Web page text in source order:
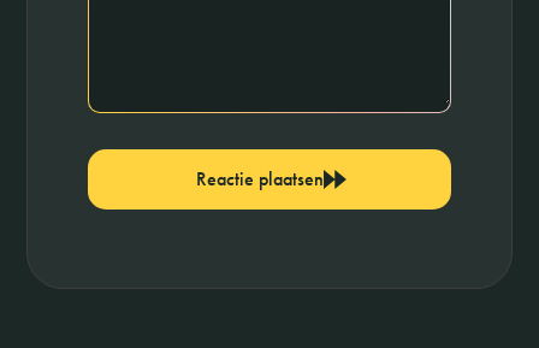
Reactie plaatsen